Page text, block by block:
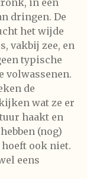
in een
dringen. De
het wijde
vakbij zee, en
typische
volwassenen.
de
wat ze er
haakt en
(nog)
hoeft ook niet.
eens